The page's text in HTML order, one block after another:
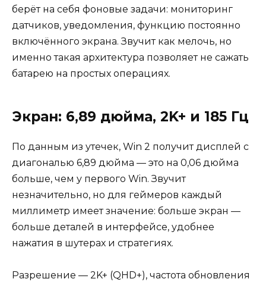
берёт на себя фоновые задачи: мониторинг
датчиков, уведомления, функцию постоянно
включённого экрана. Звучит как мелочь, но
именно такая архитектура позволяет не сажать
батарею на простых операциях.
Экран: 6,89 дюйма, 2K+ и 185 Гц
По данным из утечек, Win 2 получит дисплей с
диагональю 6,89 дюйма — это на 0,06 дюйма
больше, чем у первого Win. Звучит
незначительно, но для геймеров каждый
миллиметр имеет значение: больше экран —
больше деталей в интерфейсе, удобнее
нажатия в шутерах и стратегиях.
Разрешение — 2K+ (QHD+), частота обновления